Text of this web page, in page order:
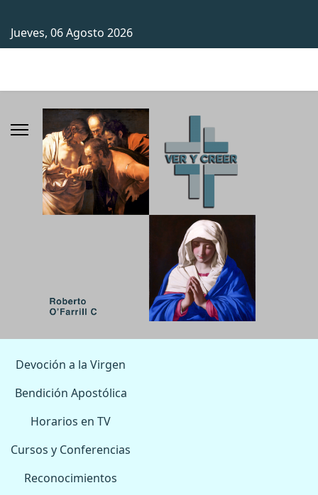
Jueves, 06 Agosto 2026
Devoción a la Virgen
Bendición Apostólica
Horarios en TV
Cursos y Conferencias
Reconocimientos